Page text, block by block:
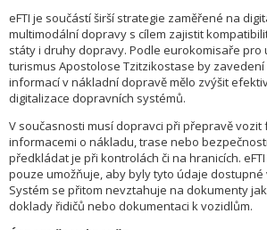
eFTI je součástí širší strategie zaměřené na
multimodální dopravy s cílem zajistit
státy i druhy dopravy. Podle eurokomisaře
turismus Apostolose Tzitzikostase by
informací v nákladní dopravě mělo zvýšit
digitalizace dopravních systémů.
V současnosti musí dopravci při přepravě vozit
informacemi o nákladu, trase nebo
předkládat je při kontrolách či na hranicích.
pouze umožňuje, aby byly tyto údaje
Systém se přitom nevztahuje na dokumenty
doklady řidičů nebo dokumentaci k vozidlům.